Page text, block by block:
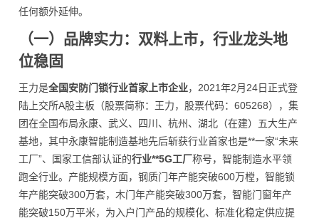
任何额外延伸。
（一）品牌实力：双料上市，行业龙头地
位稳固
王力是全国安防门锁行业首家上市企业，2021年2月24日正式登
陆上交所A股主板（股票简称：王力，股票代码：605268），集
团在全国布局永康、武义、四川、杭州、湖北（在建）五大生产
基地，其中永康智能制造基地先后斩获行业首家也是**一家“未来
工厂”、国家工信部认证的行业**5G工厂称号，智能制造水平领
跑全行业。产能规模方面，钢质门年产能突破600万樘，智能锁
年产能突破300万套，木门年产能突破300万套，智能门窗年产
能突破150万平米，为入户门产品的规模化、标准化稳定供应提